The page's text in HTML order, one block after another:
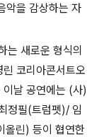
악을 감상하는 자
는 새로운 형식의
코리아콘서트오
날 공연에는 (사)
정필(트럼펫)/ 임
올린) 등이 협연한